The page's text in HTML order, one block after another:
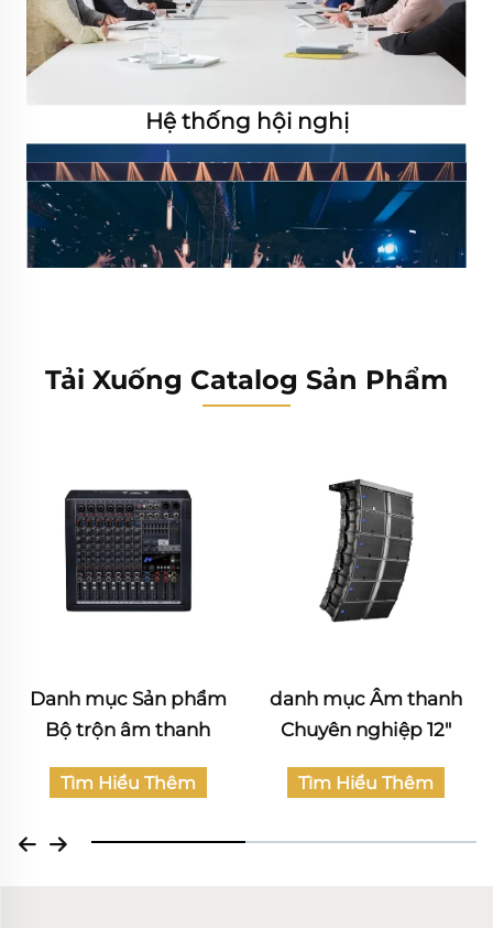
Hệ thống hội nghị
Rạp phim tại nhà
KTV-Bar KTV
Tải Xuống Catalog Sản Phẩm
danh mục Âm thanh
Chuyên nghiệp 12"
Tìm Hiểu Thêm
Katalog sản phẩm Âm
thanh Dân dụng
Tìm Hiểu Thêm